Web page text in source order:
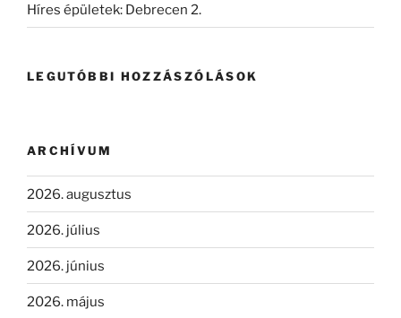
Híres épületek: Debrecen 2.
LEGUTÓBBI HOZZÁSZÓLÁSOK
ARCHÍVUM
2026. augusztus
2026. július
2026. június
2026. május